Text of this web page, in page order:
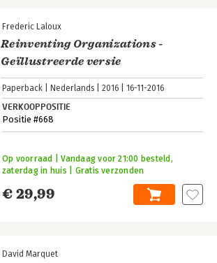
Frederic Laloux
Reinventing Organizations -
Geïllustreerde versie
Paperback Nederlands 2016 16-11-2016
VERKOOPPOSITIE
Positie #668
€ 29,99
Op voorraad | Vandaag voor 21:00 besteld,
zaterdag in huis | Gratis verzonden
David Marquet